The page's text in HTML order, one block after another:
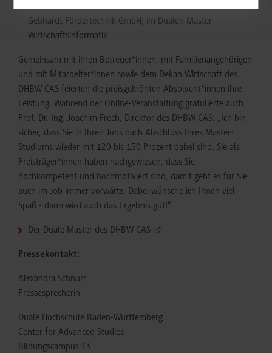
Deborah Albrecht, Cloud Systems Administrator bei
Gebhardt Fördertechnik GmbH, im Dualen Master
Wirtschaftsinformatik
Gemeinsam mit ihren Betreuer*innen, mit Familienangehörigen
und mit Mitarbeiter*innen sowie dem Dekan Wirtschaft des
DHBW CAS feierten die preisgekrönten Absolvent*innen ihre
Leistung. Während der Online-Veranstaltung gratulierte auch
Prof. Dr.-Ing. Joachim Frech, Direktor des DHBW CAS: „Ich bin
sicher, dass Sie in Ihren Jobs nach Abschluss Ihres Master-
Studiums wieder mit 120 bis 150 Prozent dabei sind. Sie als
Preisträger*innen haben nachgewiesen, dass Sie
hochkompetent und hochmotiviert sind, damit geht es für Sie
auch im Job immer vorwärts. Dabei wünsche ich Ihnen viel
Spaß - dann wird auch das Ergebnis gut!“
Der Duale Master des DHBW CAS
Pressekontakt:
Alexandra Schnurr
Pressesprecherin
Duale Hochschule Baden-Württemberg
Center for Advanced Studies
Bildungscampus 13